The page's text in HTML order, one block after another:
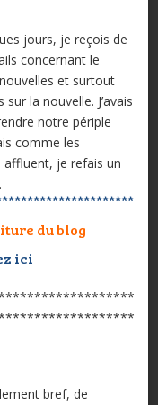
jours, je reçois de
concernant le
et surtout
la nouvelle. J’avais
notre périple
comme les
affluent, je refais un
du blog
ici
bref, de